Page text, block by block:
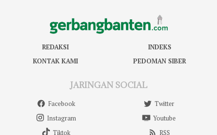
REDAKSI
INDEKS
KONTAK KAMI
PEDOMAN SIBER
JARINGAN SOCIAL
Facebook
Twitter
Instagram
Youtube
Tiktok
RSS